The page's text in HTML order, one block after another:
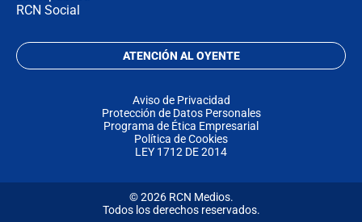
RCN Social
ATENCIÓN AL OYENTE
Aviso de Privacidad
Protección de Datos Personales
Programa de Ética Empresarial
Política de Cookies
LEY 1712 DE 2014
© 2026 RCN Medios.
Todos los derechos reservados.